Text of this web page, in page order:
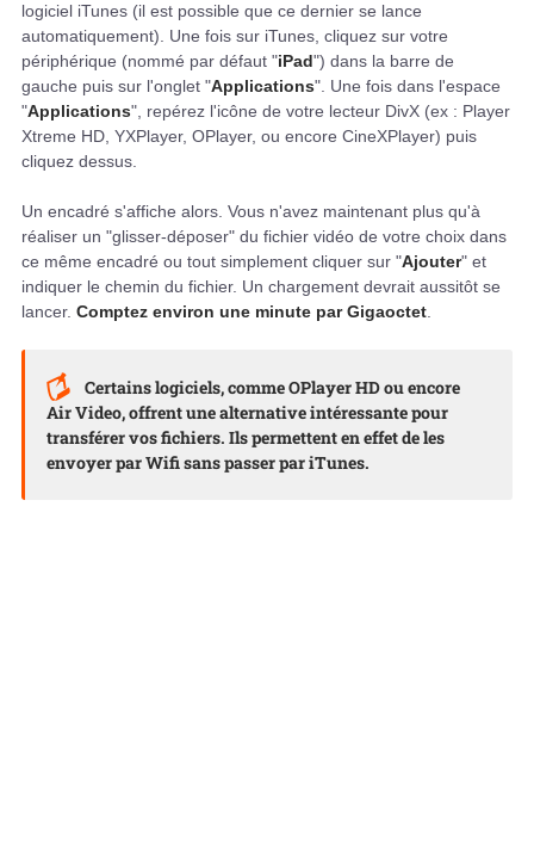
logiciel iTunes (il est possible que ce dernier se lance
automatiquement). Une fois sur iTunes, cliquez sur votre
périphérique (nommé par défaut "iPad") dans la barre de
gauche puis sur l'onglet "Applications". Une fois dans l'espace
"Applications", repérez l'icône de votre lecteur DivX (ex : Player
Xtreme HD, YXPlayer, OPlayer, ou encore CineXPlayer) puis
cliquez dessus.
Un encadré s'affiche alors. Vous n'avez maintenant plus qu'à
réaliser un "glisser-déposer" du fichier vidéo de votre choix dans
ce même encadré ou tout simplement cliquer sur "Ajouter" et
indiquer le chemin du fichier. Un chargement devrait aussitôt se
lancer. Comptez environ une minute par Gigaoctet
Certains logiciels, commeOPlayer HDou encore
Air Video, offrent une alternative intéressante pour
transférer vos fichiers. Ils permettent en effet de les
envoyer par Wifi sans passer par iTunes.